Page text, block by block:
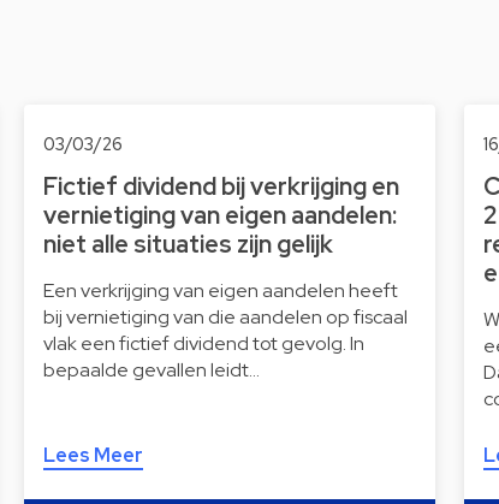
03/03/26
Fictief dividend bij verkrijging en
vernietiging van eigen aandelen:
niet alle situaties zijn gelijk
Een verkrijging van eigen aandelen heeft
bij vernietiging van die aandelen op fiscaal
vlak een fictief dividend tot gevolg. In
bepaalde gevallen leidt…
Lees Meer